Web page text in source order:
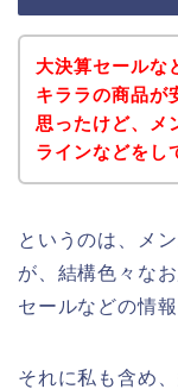
大決算セールな
キララの商品が
思ったけど、メ
ラインなどをし
というのは、メ
が、結構色々な
セールなどの情
それに私も含め